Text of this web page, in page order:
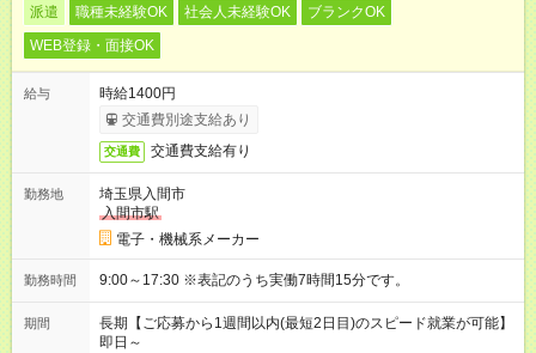
派遣 職種未経験OK 社会人未経験OK
ブランクOK
WEB登録・面接OK
給与
時給1400円
交通費別途支給あり
交通費 交通費支給有り
勤務地
埼玉県入間市
入間市駅
電子・機械系メーカー
勤務時間 9:00～17:30 ※表記のうち実働7時間15分です。
期間
長期【ご応募から1週間以内(最短2日目)のスピード就業が可能】
即日～